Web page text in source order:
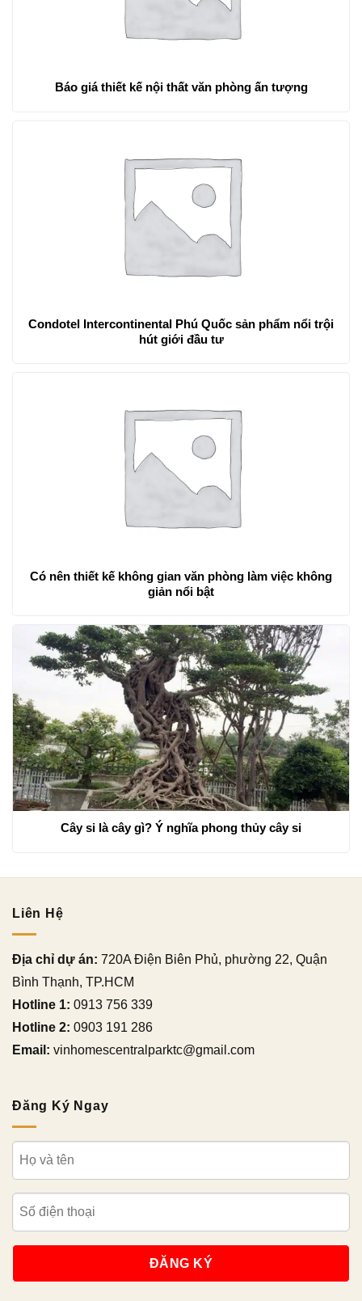
Báo giá thiết kế nội thất văn phòng ấn tượng
Condotel Intercontinental Phú Quốc sản phẩm nổi trội
hút giới đầu tư
Có nên thiết kế không gian văn phòng làm việc không
giản nổi bật
Cây si là cây gì? Ý nghĩa phong thủy cây si
Liên Hệ
Địa chỉ dự án: 720A Điện Biên Phủ, phường 22, Quận
Bình Thạnh, TP.HCM
Hotline 1: 0913 756 339
Hotline 2: 0903 191 286
Email: vinhomescentralparktc@gmail.com
Đăng Ký Ngay